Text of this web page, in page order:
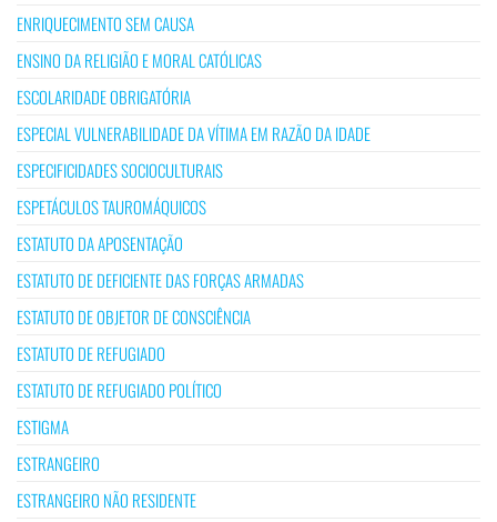
ENRIQUECIMENTO SEM CAUSA
ENSINO DA RELIGIÃO E MORAL CATÓLICAS
ESCOLARIDADE OBRIGATÓRIA
ESPECIAL VULNERABILIDADE DA VÍTIMA EM RAZÃO DA IDADE
ESPECIFICIDADES SOCIOCULTURAIS
ESPETÁCULOS TAUROMÁQUICOS
ESTATUTO DA APOSENTAÇÃO
ESTATUTO DE DEFICIENTE DAS FORÇAS ARMADAS
ESTATUTO DE OBJETOR DE CONSCIÊNCIA
ESTATUTO DE REFUGIADO
ESTATUTO DE REFUGIADO POLÍTICO
ESTIGMA
ESTRANGEIRO
ESTRANGEIRO NÃO RESIDENTE